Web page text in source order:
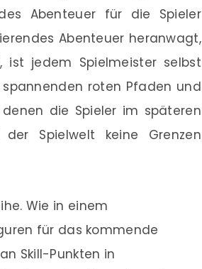
Abenteuer für die Spieler
Abenteuer heranwagt,
jedem Spielmeister selbst
roten Pfaden und
die Spieler im späteren
Spielwelt keine Grenzen
Wie in einem
für das kommende
Skill-Punkten in